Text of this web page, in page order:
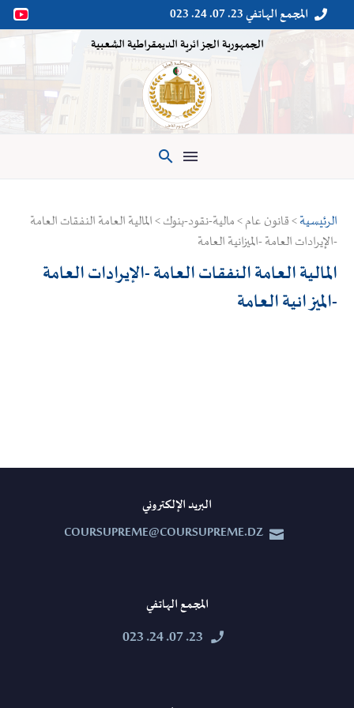

 المجمع الهاتفي 23. 07. 24. 023
الجمهورية الجزائرية الديمقراطية الشعبية

الرئيسية> قانون عام > مالية-نقود-بنوك > المالية العامة النفقات العامة
-الإيرادات العامة -الميزانية العامة
المالية العامة النفقات العامة -الإيرادات العامة
-الميزانية العامة
البريد الإلكتروني


COURSUPREME@COURSUPREME.DZ
المجمع الهاتفي


23. 07. 24. 023